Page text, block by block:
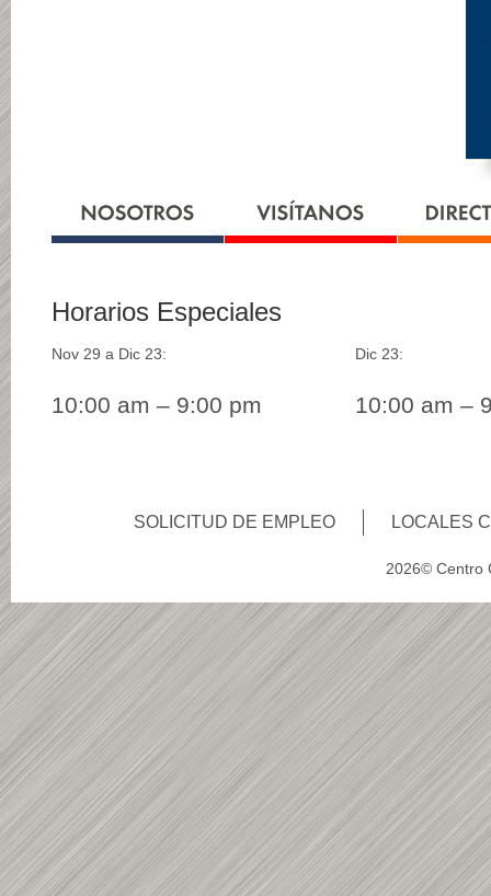
Horarios Especiales
Nov 29 a Dic 23:
10:00 am – 9:00 pm
Dic 23:
10:00 am –
SOLICITUD DE EMPLEO LOCALES
2026© Centro